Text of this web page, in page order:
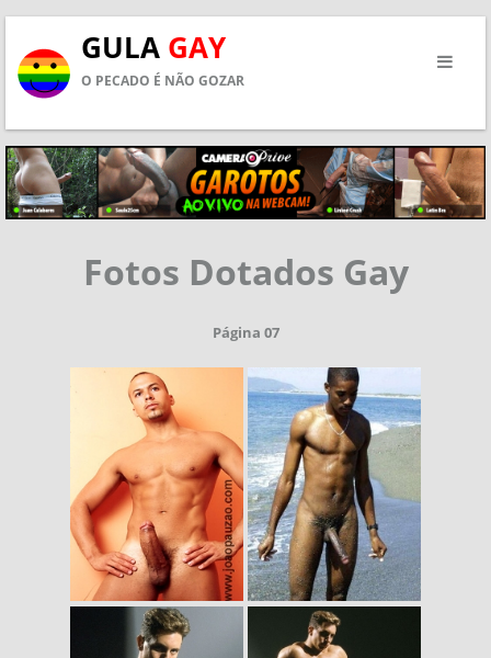
GULA GAY
O PECADO É NÃO GOZAR
Fotos Dotados Gay
Página 07